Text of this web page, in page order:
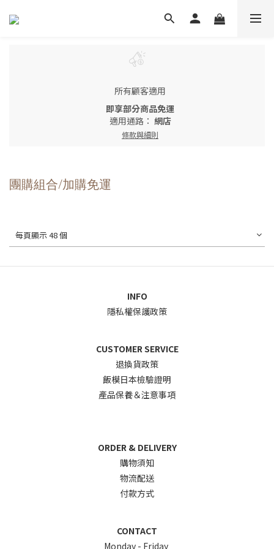
所有顧客適用
即享部分商品免運
適用通路： 網店
條款與細則
團購組合/加購免運
每頁顯示 48 個
INFO
隱私權保護政策
CUSTOMER SERVICE
退換貨政策
飯模日本檢驗證明
產品保養＆注意事項
ORDER & DELIVERY
購物須知
物流配送
付款方式
CONTACT
Monday - Friday